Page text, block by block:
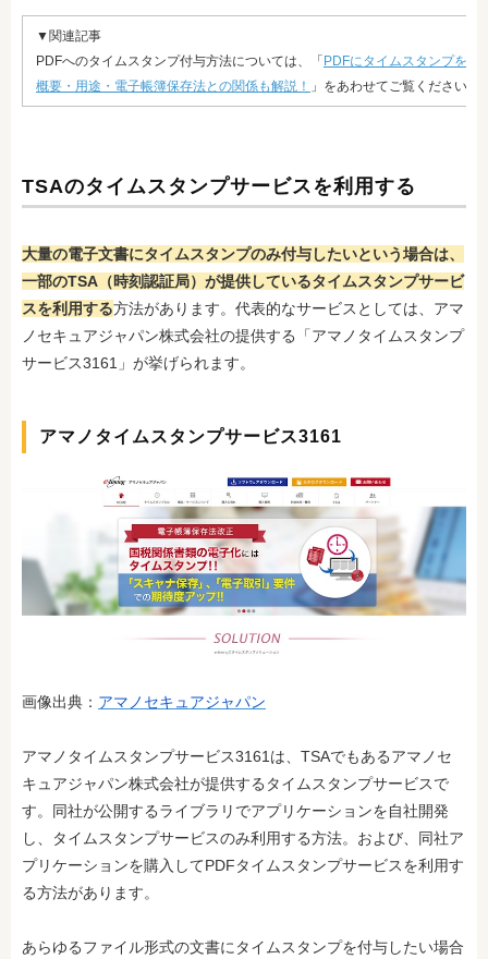
▼関連記事
PDFへのタイムスタンプ付与方法については、「PDFにタイムスタンプを付
概要・用途・電子帳簿保存法との関係も解説！
」をあわせてご覧ください。
TSAのタイムスタンプサービスを利用する
大量の電子文書にタイムスタンプのみ付与したいという場合は、
一部のTSA（時刻認証局）が提供しているタイムスタンプサービ
スを利用する方法があります。代表的なサービスとしては、アマ
ノセキュアジャパン株式会社の提供する「アマノタイムスタンプ
サービス3161」が挙げられます。
アマノタイムスタンプサービス3161
画像出典： アマノセキュアジャパン
アマノタイムスタンプサービス3161は、TSAでもあるアマノセ
キュアジャパン株式会社が提供するタイムスタンプサービスで
す。同社が公開するライブラリでアプリケーションを自社開発
し、タイムスタンプサービスのみ利用する方法。および、同社ア
プリケーションを購入してPDFタイムスタンプサービスを利用す
る方法があります。
あらゆるファイル形式の文書にタイムスタンプを付与したい場合